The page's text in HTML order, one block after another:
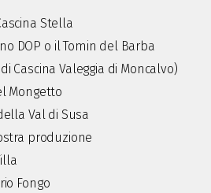
Stella
DOP o il Tomin del Barba
Cascina Valeggia di Moncalvo)
Mongetto
Val di Susa
produzione
Fongo